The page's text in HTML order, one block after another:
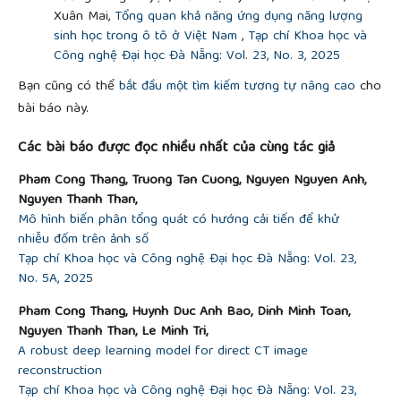
[16]Ge, X. Jiang, and Y. Ye, “A note on the
complexity of lp minimization”, Math. Program., vol.
129, pp. 285-299, 2011.
https://doi.org/10.1007/s10107-011-0470-2
[17] Daubechies, M. Defrise, and C. De Mol, “An
iterative thresholding algorithm for linear inverse
problems with a sparsity constraint”,
Commun. Pure
Appl. Math., vol. 57, no. 11, pp. 1413-1457, 2004.
https://doi.org/10.1002/cpa.20042
[18]Horn, “The Hadamard product”,
Sympos. Appl.
Math. Amer. Math. Soc., vol. 40, pp. 87-169, 1990.
https://doi.org/10.1090/psapm/040
[19]Khoslaet al., “Supervised contrastive learning”,
in Proc. 34th Int. Conf. Neural Inf. Process. Syst.
[20]Simonyan and A. Zisserman, “Very deep
convolutional networks for large-scale image
recognition”,in Proc. 3rd Int. Conf. Learn.
Represent.
[21]Wang and A. C. Bovik,Modern Image Quality
Xuân Mai, Tổng quan khả năng ứng dụng năng lượng
sinh học trong ô tô ở Việt Nam , Tạp chí Khoa học và
Công nghệ Đại học Đà Nẵng: Vol. 23, No. 3, 2025
Bạn cũng có thểbắt đầu một tìm kiếm tương tự nâng cao cho
bài báo này.
Các bài báo được đọc nhiều nhất của cùng tác giả
Pham Cong Thang, Truong Tan Cuong, Nguyen Nguyen Anh,
Nguyen Thanh Than,
Mô hình biến phân tổng quát có hướng cải tiến để khử
nhiễu đốm trên ảnh số
Tạp chí Khoa học và Công nghệ Đại học Đà Nẵng: Vol. 23,
No. 5A, 2025
Pham Cong Thang, Huynh Duc Anh Bao, Dinh Minh Toan,
Nguyen Thanh Than, Le Minh Tri,
A robust deep learning model for direct CT image
reconstruction
Tạp chí Khoa học và Công nghệ Đại học Đà Nẵng: Vol. 23,